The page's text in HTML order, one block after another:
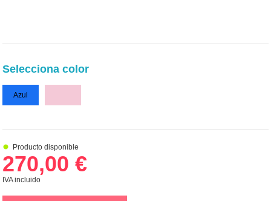
Selecciona color
Azul
Producto disponible
270,00 €
IVA incluido